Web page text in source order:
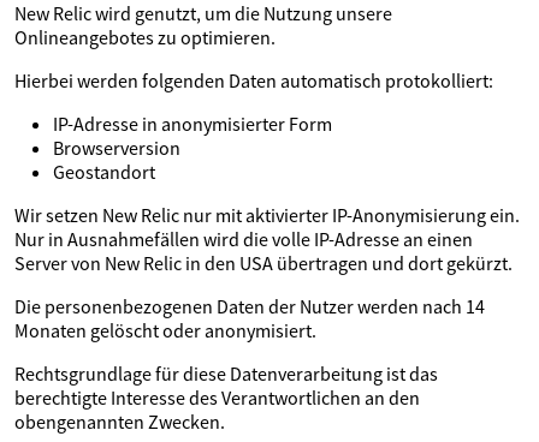
New Relic wird genutzt, um die Nutzung unsere
Onlineangebotes zu optimieren.
Hierbei werden folgenden Daten automatisch protokolliert:
IP-Adresse in anonymisierter Form
Browserversion
Geostandort
Wir setzen New Relic nur mit aktivierter IP-Anonymisierung ein.
Nur in Ausnahmefällen wird die volle IP-Adresse an einen
Server von New Relic in den USA übertragen und dort gekürzt.
Die personenbezogenen Daten der Nutzer werden nach 14
Monaten gelöscht oder anonymisiert.
Rechtsgrundlage für diese Datenverarbeitung ist das
berechtigte Interesse des Verantwortlichen an den
obengenannten Zwecken.